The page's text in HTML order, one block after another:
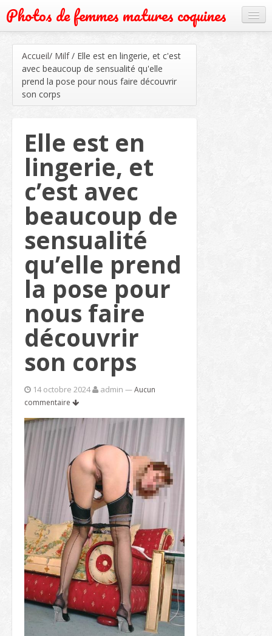
Photos de femmes matures coquines
Grand mère
Mature
Rencontre
Webcam
Accueil/ Milf / Elle est en lingerie, et c'est
avec beaucoup de sensualité qu'elle
prend la pose pour nous faire découvrir
son corps
Elle est en
lingerie, et
c’est avec
beaucoup de
sensualité
qu’elle prend
la pose pour
nous faire
découvrir
son corps
14 octobre 2024 admin —Aucun
commentaire